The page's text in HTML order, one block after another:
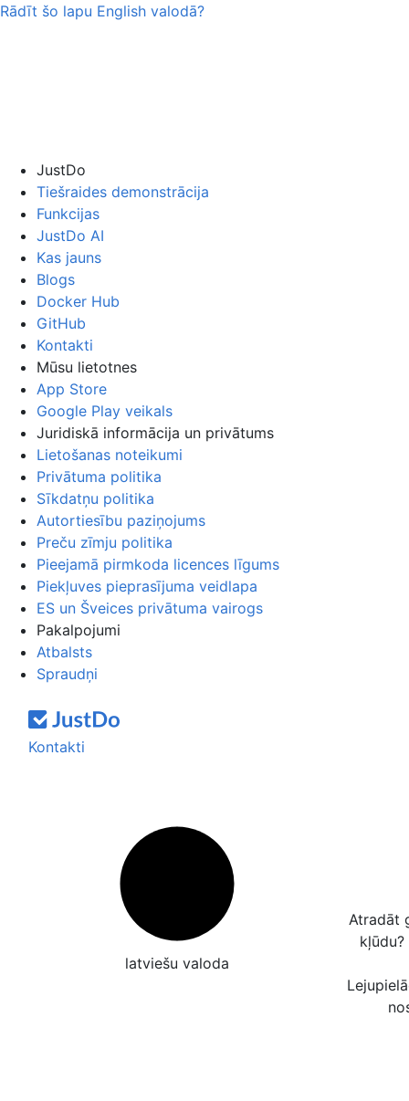
Rādīt šo lapu English valodā?
JustDo
Tiešraides demonstrācija
Funkcijas
JustDo AI
Kas jauns
Blogs
Docker Hub
GitHub
Kontakti
Mūsu lietotnes
App Store
Google Play veikals
Juridiskā informācija un privātums
Lietošanas noteikumi
Privātuma politika
Sīkdatņu politika
Autortiesību paziņojums
Preču zīmju politika
Pieejamā pirmkoda licences līgums
Piekļuves pieprasījuma veidlapa
ES un Šveices privātuma vairogs
Pakalpojumi
Atbalsts
Spraudņi
Kontakti
latviešu valoda
Atradāt
kļūdu?